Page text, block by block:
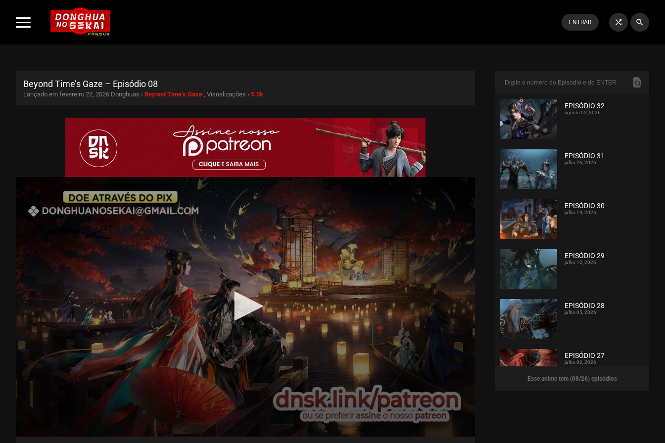
ENTRAR shuffle search
Beyond Time’s Gaze – Episódio 08
Lançado em fevereiro 22, 2026 Donghuas › Beyond Time’s Gaze , Visualizações › 5.5k
EPISÓDIO 32
agosto 02, 2026
EPISÓDIO 31
julho 26, 2026
EPISÓDIO 30
julho 19, 2026
EPISÓDIO 29
julho 12, 2026
EPISÓDIO 28
julho 05, 2026
ASSISTIDO
EPISÓDIO 27
julho 02, 2026
Esse anime tem (08/26) episódios